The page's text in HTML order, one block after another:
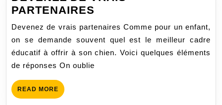
PARTENAIRES
DE
VRAIS
PARTENAIRES
Devenez de vrais partenaires Comme pour un enfant,
on se demande souvent quel est le meilleur cadre
éducatif à offrir à son chien. Voici quelques éléments
de réponses On oublie
READ MORE READ
MORE